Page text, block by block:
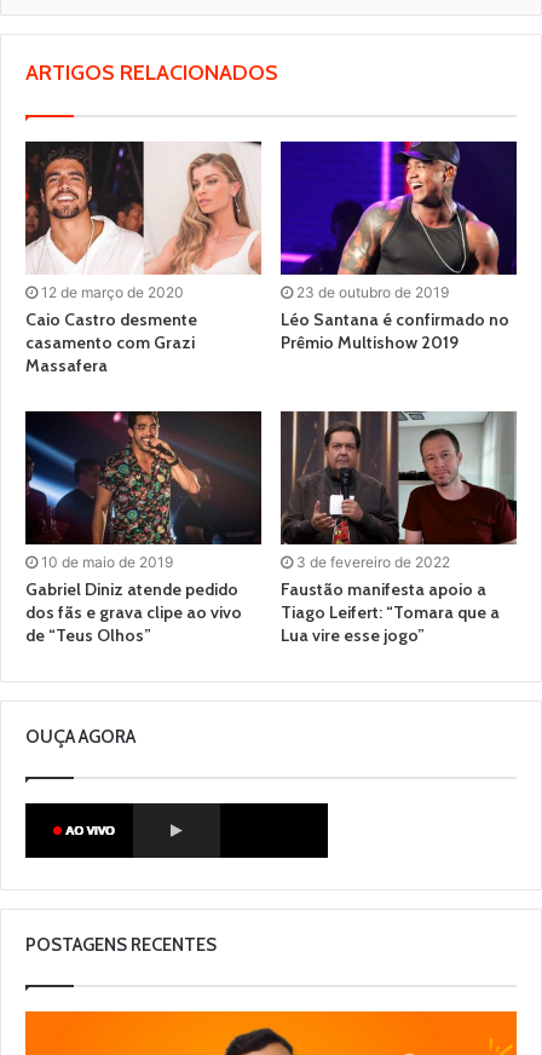
ARTIGOS RELACIONADOS
12 de março de 2020
Caio Castro desmente
casamento com Grazi
Massafera
23 de outubro de 2019
Léo Santana é confirmado no
Prêmio Multishow 2019
10 de maio de 2019
Gabriel Diniz atende pedido
dos fãs e grava clipe ao vivo
de “Teus Olhos”
3 de fevereiro de 2022
Faustão manifesta apoio a
Tiago Leifert: “Tomara que a
Lua vire esse jogo”
OUÇA AGORA
POSTAGENS RECENTES